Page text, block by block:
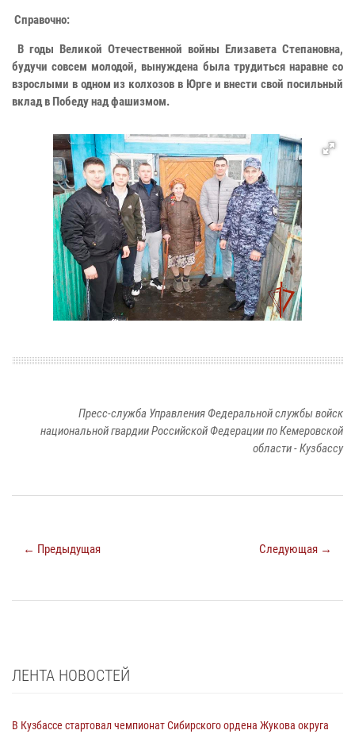
Справочно:
В годы Великой Отечественной войны Елизавета Степановна,
будучи совсем молодой, вынуждена была трудиться наравне со
взрослыми в одном из колхозов в Юрге и внести свой посильный
вклад в Победу над фашизмом.
Пресс-служба Управления Федеральной службы войск
национальной гвардии Российской Федерации по Кемеровской
области - Кузбассу
← Предыдущая Следующая →
ЛЕНТА НОВОСТЕЙ
В Кузбассе стартовал чемпионат Сибирского ордена Жукова округа